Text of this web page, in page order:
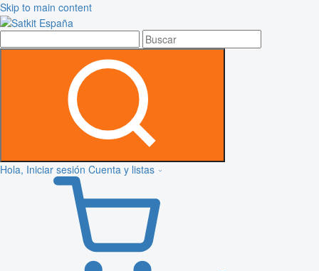
Skip to main content
Hola, Iniciar sesión Cuenta y listas